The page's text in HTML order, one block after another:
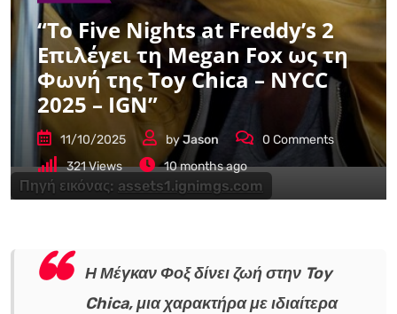
Πηγή εικόνας: assets1.ignimgs.com
“Το Five Nights at Freddy’s 2
Επιλέγει τη Megan Fox ως τη
Φωνή της Toy Chica – NYCC
2025 – IGN”
11/10/2025 byJason 0 Comments
321Views 10 months ago
Η Μέγκαν Φοξ δίνει ζωή στην Toy
Chica, μια χαρακτήρα με ιδιαίτερα